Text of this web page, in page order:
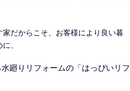
だからこそ、お客様により良い暮
、
廻りリフォームの「はっぴいリフ